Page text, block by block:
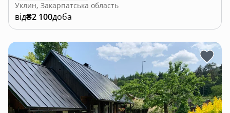
Уклин, Закарпатська область
від₴2 100доба